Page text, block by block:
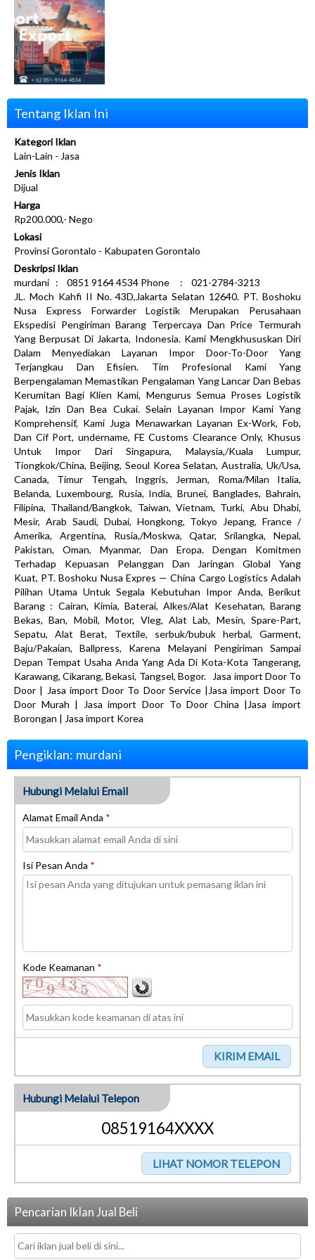
Tentang Iklan Ini
Kategori Iklan
Lain-Lain - Jasa
Jenis Iklan
Dijual
Harga
Rp200.000,- Nego
Lokasi
Provinsi Gorontalo - Kabupaten Gorontalo
Deskripsi Iklan
murdani : 0851 9164 4534 Phone : 021-2784-3213
JL. Moch Kahfi II No. 43D,Jakarta Selatan 12640. PT. Boshoku
Nusa Express Forwarder Logistik Merupakan Perusahaan
Ekspedisi Pengiriman Barang Terpercaya Dan Price Termurah
Yang Berpusat Di Jakarta, Indonesia. Kami Mengkhususkan Diri
Dalam Menyediakan Layanan Impor Door-To-Door Yang
Terjangkau Dan Efisien. Tim Profesional Kami Yang
Berpengalaman Memastikan Pengalaman Yang Lancar Dan Bebas
Kerumitan Bagi Klien Kami, Mengurus Semua Proses Logistik
Pajak, Izin Dan Bea Cukai. Selain Layanan Impor Kami Yang
Komprehensif, Kami Juga Menawarkan Layanan Ex-Work, Fob,
Dan Cif Port, undername, FE Customs Clearance Only, Khusus
Untuk Impor Dari Singapura, Malaysia,/Kuala Lumpur,
Tiongkok/China, Beijing, Seoul Korea Selatan, Australia, Uk/Usa,
Canada, Timur Tengah, Inggris, Jerman, Roma/Milan Italia,
Belanda, Luxembourg, Rusia, India, Brunei, Banglades, Bahrain,
Filipina, Thailand/Bangkok, Taiwan, Vietnam, Turki, Abu Dhabi,
Mesir, Arab Saudi, Dubai, Hongkong, Tokyo Jepang, France /
Amerika, Argentina, Rusia,/Moskwa, Qatar, Srilangka, Nepal,
Pakistan, Oman, Myanmar, Dan Eropa. Dengan Komitmen
Terhadap Kepuasan Pelanggan Dan Jaringan Global Yang
Kuat, PT. Boshoku Nusa Expres — China Cargo Logistics Adalah
Pilihan Utama Untuk Segala Kebutuhan Impor Anda, Berikut
Barang : Cairan, Kimia, Baterai, Alkes/Alat Kesehatan, Barang
Bekas, Ban, Mobil, Motor, Vleg, Alat Lab, Mesin, Spare-Part,
Sepatu, Alat Berat, Textile, serbuk/bubuk herbal, Garment,
Baju/Pakaian, Ballpress, Karena Melayani Pengiriman Sampai
Depan Tempat Usaha Anda Yang Ada Di Kota-Kota Tangerang,
Karawang, Cikarang, Bekasi, Tangsel, Bogor. Jasa import Door To
Door | Jasa import Door To Door Service |Jasa import Door To
Door Murah | Jasa import Door To Door China |Jasa import
Borongan | Jasa import Korea
Pengiklan: murdani
Hubungi Melalui Email
Alamat Email Anda *
Isi Pesan Anda *
Kode Keamanan *
Hubungi Melalui Telepon
08519164XXXX
Pencarian Iklan Jual Beli